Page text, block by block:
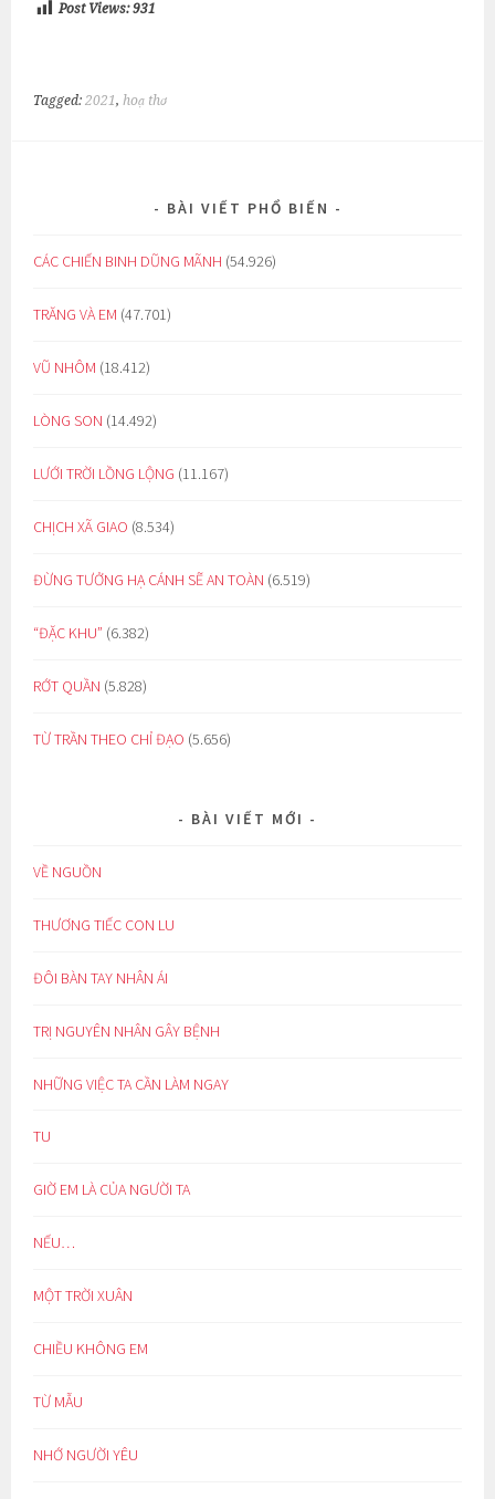
Post Views: 931
Tagged:2021,hoạ thơ
BÀI VIẾT PHỔ BIẾN
CÁC CHIẾN BINH DŨNG MÃNH (54.926)
TRĂNG VÀ EM (47.701)
VŨ NHÔM (18.412)
LÒNG SON (14.492)
LƯỚI TRỜI LỒNG LỘNG (11.167)
CHỊCH XÃ GIAO (8.534)
ĐỪNG TƯỞNG HẠ CÁNH SẼ AN TOÀN (6.519)
“ĐẶC KHU” (6.382)
RỚT QUẦN (5.828)
TỪ TRẦN THEO CHỈ ĐẠO (5.656)
BÀI VIẾT MỚI
VỀ NGUỒN
THƯƠNG TIẾC CON LU
ĐÔI BÀN TAY NHÂN ÁI
TRỊ NGUYÊN NHÂN GÂY BỆNH
NHỮNG VIỆC TA CẦN LÀM NGAY
TU
GIỜ EM LÀ CỦA NGƯỜI TA
NẾU…
MỘT TRỜI XUÂN
CHIỀU KHÔNG EM
TỪ MẪU
NHỚ NGƯỜI YÊU